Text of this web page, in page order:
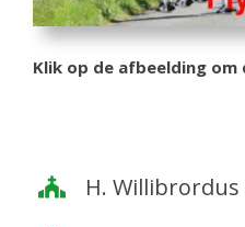
Klik op de afbeelding om
H. Willibrordus